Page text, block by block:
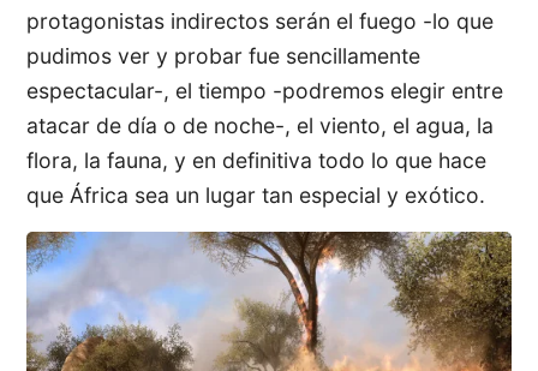
protagonistas indirectos serán el fuego -lo que
pudimos ver y probar fue sencillamente
espectacular-, el tiempo -podremos elegir entre
atacar de día o de noche-, el viento, el agua, la
flora, la fauna, y en definitiva todo lo que hace
que África sea un lugar tan especial y exótico.